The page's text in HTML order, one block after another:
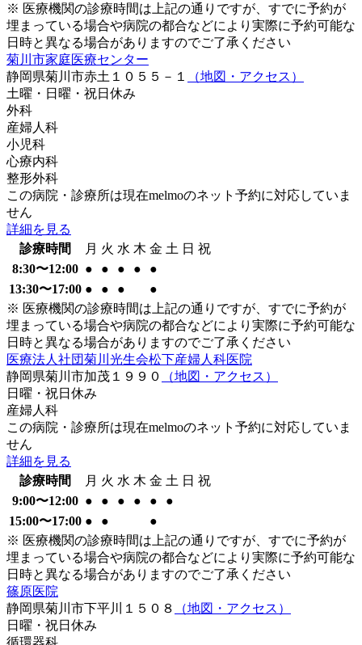
※ 医療機関の診療時間は上記の通りですが、すでに予約が
埋まっている場合や病院の都合などにより実際に予約可能な
日時と異なる場合がありますのでご了承ください
菊川市家庭医療センター
静岡県菊川市赤土１０５５－１
（地図・アクセス）
土曜・日曜・祝日 休み
外科
産婦人科
小児科
心療内科
整形外科
この病院・診療所は現在melmoのネット予約に対応していま
せん
詳細を見る
診療時間
月 火 水 木 金 土 日 祝
8:30〜12:00 ● ● ● ●
●
13:30〜17:00 ● ● ●
●
※ 医療機関の診療時間は上記の通りですが、すでに予約が
埋まっている場合や病院の都合などにより実際に予約可能な
日時と異なる場合がありますのでご了承ください
医療法人社団菊川光生会松下産婦人科医院
静岡県菊川市加茂１９９０
（地図・アクセス）
日曜・祝日 休み
産婦人科
この病院・診療所は現在melmoのネット予約に対応していま
せん
詳細を見る
診療時間
月 火 水 木 金 土 日 祝
9:00〜12:00 ● ● ● ● ●
●
15:00〜17:00 ● ●
●
※ 医療機関の診療時間は上記の通りですが、すでに予約が
埋まっている場合や病院の都合などにより実際に予約可能な
日時と異なる場合がありますのでご了承ください
篠原医院
静岡県菊川市下平川１５０８
（地図・アクセス）
日曜・祝日 休み
循環器科